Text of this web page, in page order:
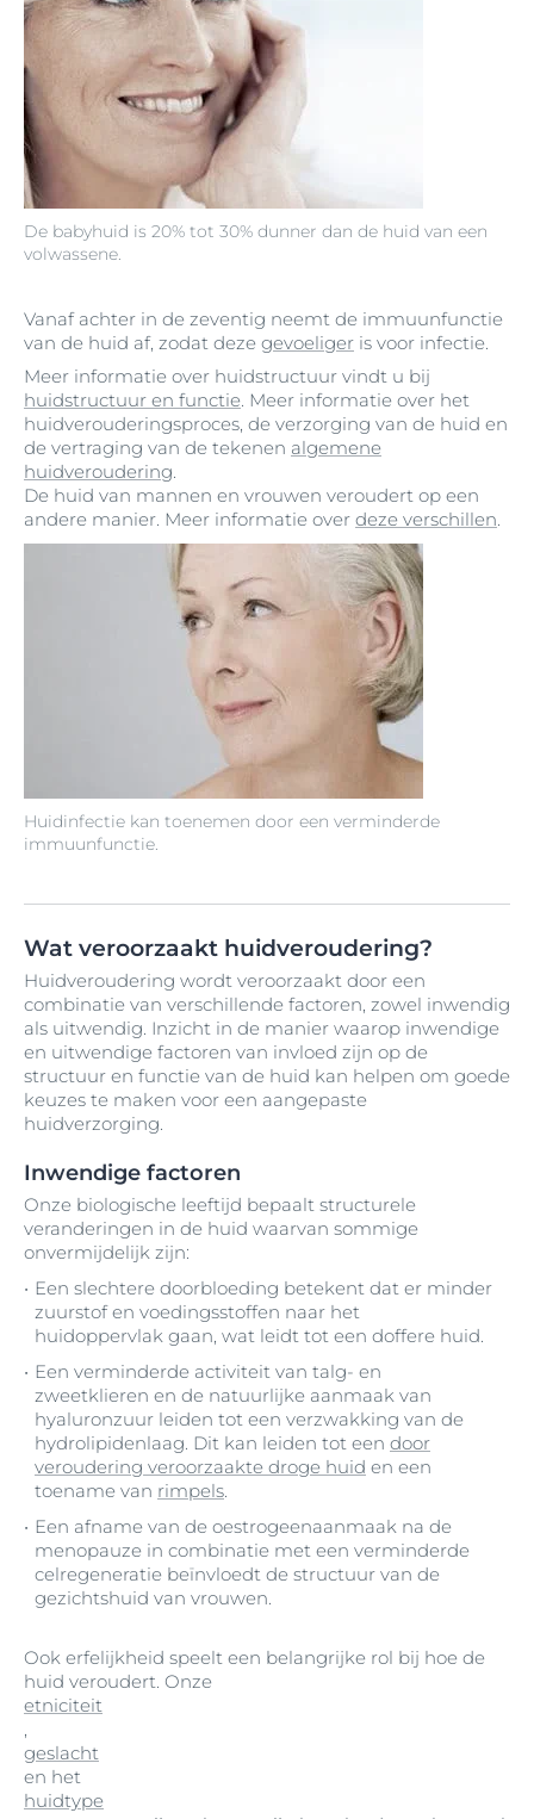
De babyhuid is 20% tot 30% dunner dan de huid van een
volwassene.
Huidinfectie kan toenemen door een verminderde
immuunfunctie.
Vanaf achter in de zeventig neemt de immuunfunctie
van de huid af, zodat deze gevoeliger is voor infectie.
Meer informatie over huidstructuur vindt u bij
huidstructuur en functie. Meer informatie over het
huidverouderingsproces, de verzorging van de huid en
de vertraging van de tekenen algemene
huidveroudering.
De huid van mannen en vrouwen veroudert op een
andere manier. Meer informatie over deze verschillen.
Wat veroorzaakt huidveroudering?
Huidveroudering wordt veroorzaakt door een
combinatie van verschillende factoren, zowel inwendig
als uitwendig. Inzicht in de manier waarop inwendige
en uitwendige factoren van invloed zijn op de
structuur en functie van de huid kan helpen om goede
keuzes te maken voor een aangepaste
huidverzorging.
Inwendige factoren
Onze biologische leeftijd bepaalt structurele
veranderingen in de huid waarvan sommige
onvermijdelijk zijn:
Een slechtere doorbloeding betekent dat er minder
zuurstof en voedingsstoffen naar het
huidoppervlak gaan, wat leidt tot een doffere huid.
Een verminderde activiteit van talg- en
zweetklieren en de natuurlijke aanmaak van
hyaluronzuur leiden tot een verzwakking van de
hydrolipidenlaag. Dit kan leiden tot een door
veroudering veroorzaakte droge huid en een
toename van rimpels.
Een afname van de oestrogeenaanmaak na de
menopauze in combinatie met een verminderde
celregeneratie beïnvloedt de structuur van de
gezichtshuid van vrouwen.
Ook erfelijkheid speelt een belangrijke rol bij hoe de
huid veroudert. Onze
etniciteit
,
geslacht
en het
huidtype